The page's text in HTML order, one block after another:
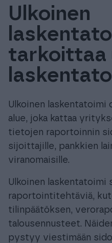
Tuki & Koulutus
Meistä &
Tilaa
Ulkoinen
tarkoittaa
Ulkoinen laskentatoimi
alue, joka kattaa
tietojen raportoinnin
sijoittajille, pankkien
viranomaisille.
Ulkoinen laskentatoimi
raportointitehtäviä,
tilinpäätöksen,
talousennusteet.
pystyy viestimään